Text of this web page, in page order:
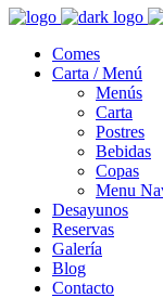
Comes
Carta / Menú
Menús
Carta
Postres
Bebidas
Copas
Menu
Desayunos
Reservas
Galería
Blog
Contacto